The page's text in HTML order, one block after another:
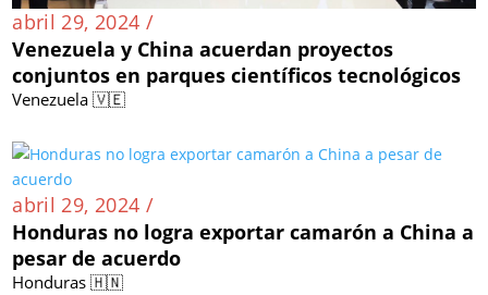
abril 29, 2024 /
Venezuela y China acuerdan proyectos
conjuntos en parques científicos tecnológicos
Venezuela 🇻🇪
abril 29, 2024 /
Honduras no logra exportar camarón a China a
pesar de acuerdo
Honduras 🇭🇳